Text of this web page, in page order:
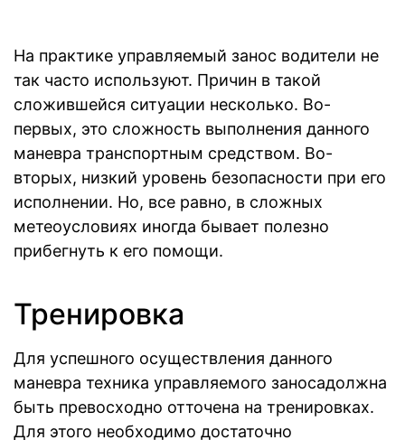
На практике управляемый занос водители не
так часто используют. Причин в такой
сложившейся ситуации несколько. Во-
первых, это сложность выполнения данного
маневра транспортным средством. Во-
вторых, низкий уровень безопасности при его
исполнении. Но, все равно, в сложных
метеоусловиях иногда бывает полезно
прибегнуть к его помощи.
Тренировка
Для успешного осуществления данного
маневра техника управляемого заносадолжна
быть превосходно отточена на тренировках.
Для этого необходимо достаточно